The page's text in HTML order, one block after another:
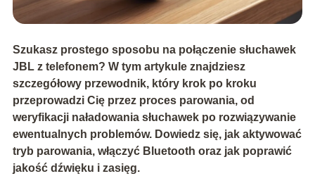
Szukasz prostego sposobu na połączenie słuchawek
JBL z telefonem? W tym artykule znajdziesz
szczegółowy przewodnik, który krok po kroku
przeprowadzi Cię przez proces parowania, od
weryfikacji naładowania słuchawek po rozwiązywanie
ewentualnych problemów. Dowiedz się, jak aktywować
tryb parowania, włączyć Bluetooth oraz jak poprawić
jakość dźwięku i zasięg.